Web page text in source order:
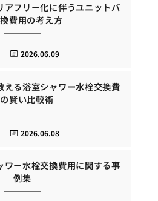
アフリー化に伴うユニットバ
費用の考え方
2026.06.09
える浴室シャワー水栓交換費
賢い比較術
2026.06.08
ワー水栓交換費用に関する事
例集